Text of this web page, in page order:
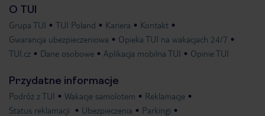
O TUI
Grupa TUI TUI Poland Kariera
Kontakt
Gwarancja ubezpieczeniowa
Opieka TUI na wakacjach 24/7
TUI.cz
Dane osobowe Aplikacja mobilna TUI Opinie TUI
Przydatne informacje
Podróż z TUI Wakacje samolotem
Reklamacje
Status reklamacji
Ubezpieczenia
Parkingi